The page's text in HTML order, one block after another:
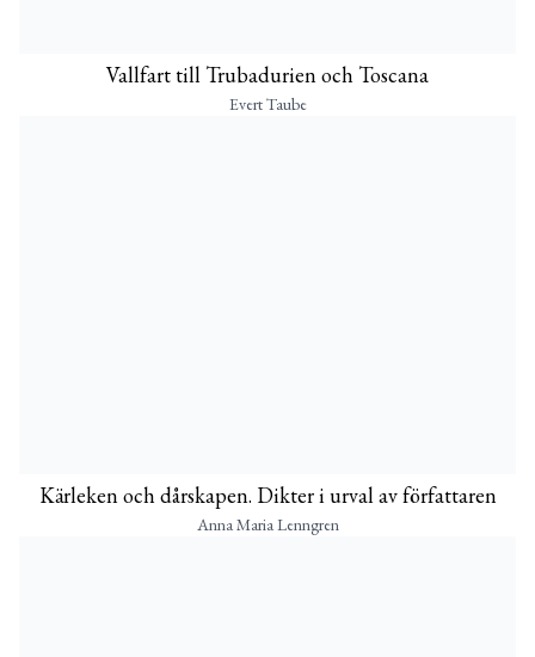
Vallfart till Trubadurien och Toscana
Evert Taube
Kärleken och dårskapen. Dikter i urval av författaren
Anna Maria Lenngren